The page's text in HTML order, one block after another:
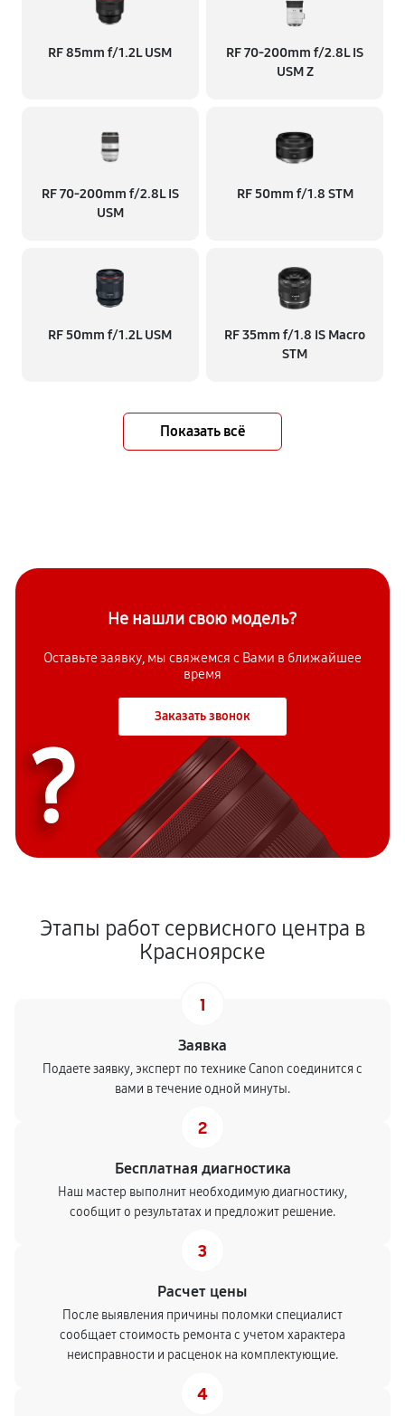
RF 85mm f/1.2L USM
RF 70‑200mm f/2.8L IS
USM Z
RF 70‑200mm f/2.8L IS
USM
RF 50mm f/1.8 STM
RF 50mm f/1.2L USM
RF 35mm f/1.8 IS Macro
STM
Показать всё
Не нашли свою модель?
Оставьте заявку, мы свяжемся с Вами в ближайшее
время
Заказать звонок
?
Этапы работ сервисного центра в
Красноярске
1
Заявка
Подаете заявку, эксперт по технике Canon соединится с
вами в течение одной минуты.
2
Бесплатная диагностика
Наш мастер выполнит необходимую диагностику,
сообщит о результатах и предложит решение.
3
Расчет цены
После выявления причины поломки специалист
сообщает стоимость ремонта с учетом характера
неисправности и расценок на комплектующие.
4